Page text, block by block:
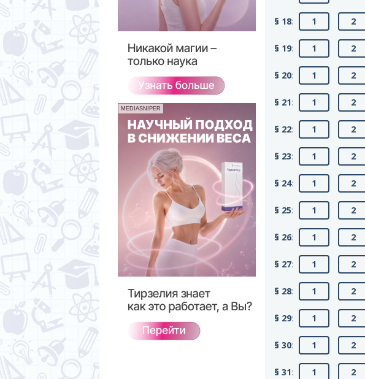
MEDIASNIPER
§ 18: 1 2
§ 19: 1 2
§ 20: 1 2
§ 21: 1 2
§ 22: 1 2
§ 23: 1 2
§ 24: 1 2
§ 25: 1 2
§ 26: 1 2
§ 27: 1 2
§ 28: 1 2
§ 29: 1 2
§ 30: 1 2
§ 31: 1 2